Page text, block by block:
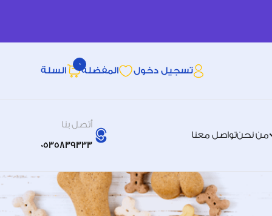
تسجيل دخول المفضله
0
السلة
من نحنتواصل معنا
أتصل بنا
0535839333